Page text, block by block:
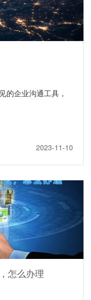
的企业沟通工具，
2023-11-10
怎么办理